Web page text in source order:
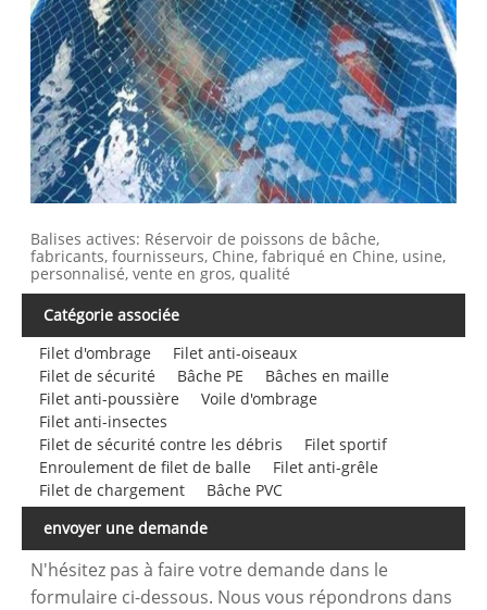
Balises actives: Réservoir de poissons de bâche,
fabricants, fournisseurs, Chine, fabriqué en Chine, usine,
personnalisé, vente en gros, qualité
Catégorie associée
Filet d'ombrage
Filet anti-oiseaux
Filet de sécurité
Bâche PE
Bâches en maille
Filet anti-poussière
Voile d'ombrage
Filet anti-insectes
Filet de sécurité contre les débris
Filet sportif
Enroulement de filet de balle
Filet anti-grêle
Filet de chargement
Bâche PVC
envoyer une demande
N'hésitez pas à faire votre demande dans le
formulaire ci-dessous. Nous vous répondrons dans